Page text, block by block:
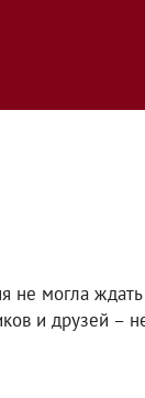
не могла
и друзей –